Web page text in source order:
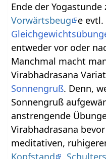
Ende der Yogastunde
Vorwärtsbeug
e evtl.
entweder vor oder
Manchmal macht
Virabhadrasana
Sonnengruß. Denn,
Sonnengruß
anstrengende
Virabhadrasana
meditativen,